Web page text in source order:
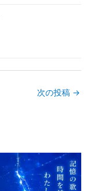
次の投稿 →